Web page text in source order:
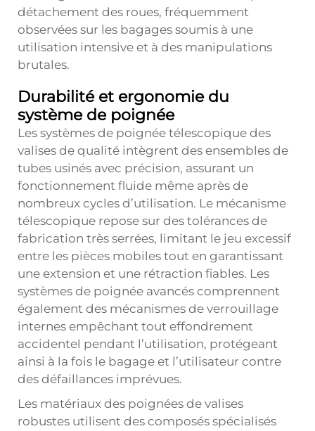
détachement des roues, fréquemment
observées sur les bagages soumis à une
utilisation intensive et à des manipulations
brutales.
Durabilité et ergonomie du
système de poignée
Les systèmes de poignée télescopique des
valises de qualité intègrent des ensembles de
tubes usinés avec précision, assurant un
fonctionnement fluide même après de
nombreux cycles d’utilisation. Le mécanisme
télescopique repose sur des tolérances de
fabrication très serrées, limitant le jeu excessif
entre les pièces mobiles tout en garantissant
une extension et une rétraction fiables. Les
systèmes de poignée avancés comprennent
également des mécanismes de verrouillage
internes empêchant tout effondrement
accidentel pendant l’utilisation, protégeant
ainsi à la fois le bagage et l’utilisateur contre
des défaillances imprévues.
Les matériaux des poignées de valises
robustes utilisent des composés spécialisés